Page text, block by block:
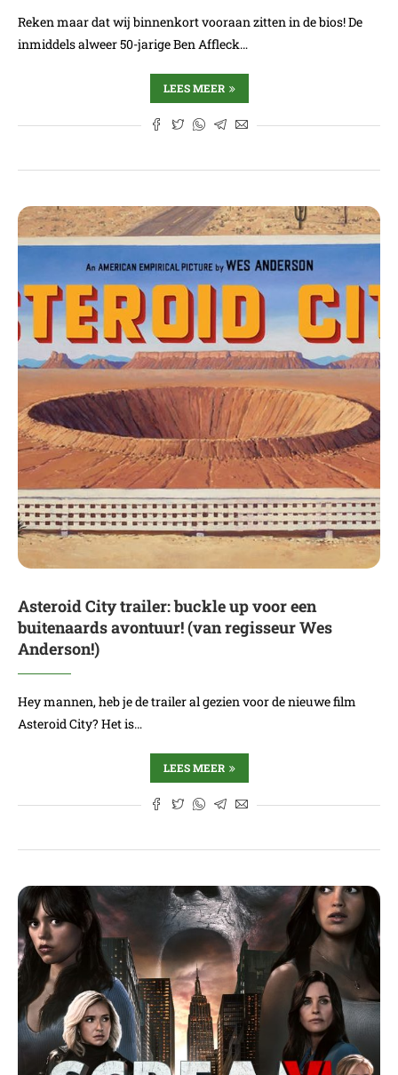
Reken maar dat wij binnenkort vooraan zitten in de bios! De
inmiddels alweer 50-jarige Ben Affleck…
LEES MEER
Asteroid City trailer: buckle up voor een
buitenaards avontuur! (van regisseur Wes
Anderson!)
Hey mannen, heb je de trailer al gezien voor de nieuwe film
Asteroid City? Het is…
LEES MEER